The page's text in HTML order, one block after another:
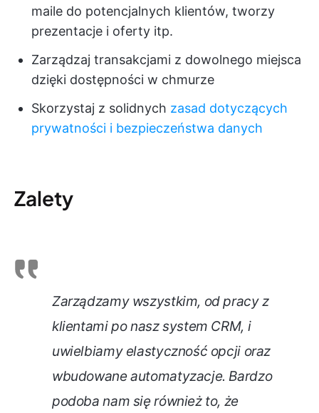
maile do potencjalnych klientów, tworzy
prezentacje i oferty itp.
Zarządzaj transakcjami z dowolnego miejsca
dzięki dostępności w chmurze
Skorzystaj z solidnych zasad dotyczących
prywatności i bezpieczeństwa danych
Zalety
Zarządzamy wszystkim, od pracy z
klientami po nasz system CRM, i
uwielbiamy elastyczność opcji oraz
wbudowane automatyzacje. Bardzo
podoba nam się również to, że